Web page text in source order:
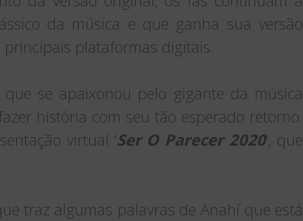
da música e que ganha sua versão
principais plataformas digitais.
se apaixonou pelo gigante da música
história com seu tão esperado retorno.
virtual ‘Ser O Parecer 2020‘, que
traz algumas palavras de Anahí que está